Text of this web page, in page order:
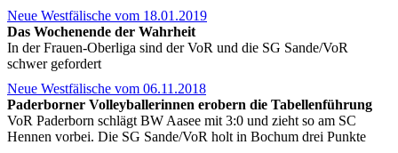
Neue Westfälische vom 18.01.2019
Das Wochenende der Wahrheit
In der Frauen-Oberliga sind der VoR und die SG Sande/VoR
schwer gefordert
Neue Westfälische vom 06.11.2018
Paderborner Volleyballerinnen erobern die Tabellenführung
VoR Paderborn schlägt BW Aasee mit 3:0 und zieht so am SC
Hennen vorbei. Die SG Sande/VoR holt in Bochum drei Punkte